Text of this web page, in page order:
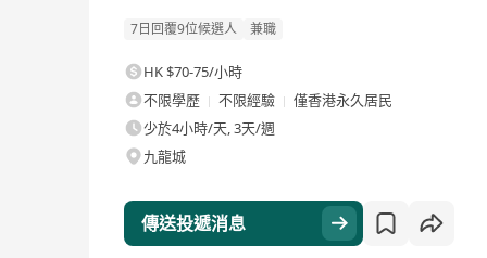
7日回覆9位候選人 兼職
HK $70-75/小時
不限學歷
不限經驗
僅香港永久居民
少於4小時/天, 3天/週
九龍城
傳送投遞消息